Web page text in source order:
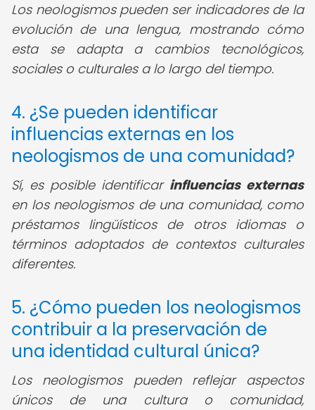
Los neologismos pueden ser indicadores de la
evolución de una lengua, mostrando cómo
esta se adapta a cambios tecnológicos,
sociales o culturales a lo largo del tiempo.
4. ¿Se pueden identificar
influencias externas en los
neologismos de una comunidad?
Sí, es posible identificar influencias externas
en los neologismos de una comunidad, como
préstamos lingüísticos de otros idiomas o
términos adoptados de contextos culturales
diferentes.
5. ¿Cómo pueden los neologismos
contribuir a la preservación de
una identidad cultural única?
Los neologismos pueden reflejar aspectos
únicos de una cultura o comunidad,